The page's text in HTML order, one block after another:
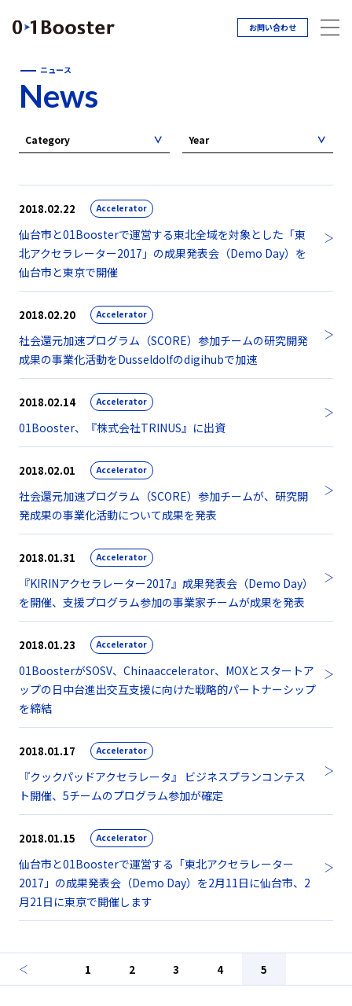
お問い合わせ
ニュース
News
Category Year
2018.02.22 Accelerator
仙台市と01Boosterで運営する東北全域を対象とした「東
北アクセラレーター2017」の成果発表会（Demo Day）を
仙台市と東京で開催
2018.02.20 Accelerator
社会還元加速プログラム（SCORE）参加チームの研究開発
成果の事業化活動をDusseldolfのdigihubで加速
2018.02.14 Accelerator
01Booster、『株式会社TRINUS』に出資
2018.02.01 Accelerator
社会還元加速プログラム（SCORE）参加チームが、研究開
発成果の事業化活動について成果を発表
2018.01.31 Accelerator
『KIRINアクセラレーター2017』成果発表会（Demo Day）
を開催、支援プログラム参加の事業家チームが成果を発表
2018.01.23 Accelerator
01BoosterがSOSV、Chinaaccelerator、MOXとスタートア
ップの日中台進出交互支援に向けた戦略的パートナーシップ
を締結
2018.01.17 Accelerator
『クックパッドアクセラレータ』 ビジネスプランコンテス
ト開催、5チームのプログラム参加が確定
2018.01.15 Accelerator
仙台市と01Boosterで運営する「東北アクセラレーター
2017」の成果発表会（Demo Day）を2月11日に仙台市、2
月21日に東京で開催します
1 2 3 4 5